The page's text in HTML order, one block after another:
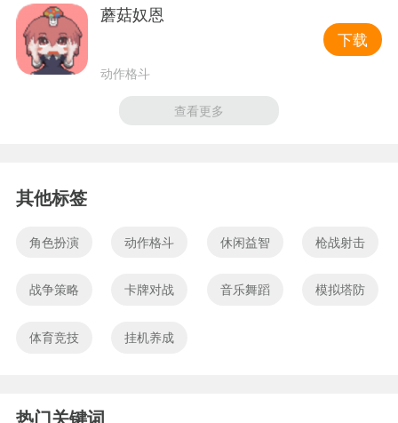
蘑菇奴恩
动作格斗
下载
查看更多
其他标签
角色扮演 动作格斗 休闲益智 枪战射击
战争策略 卡牌对战 音乐舞蹈 模拟塔防
体育竞技 挂机养成
热门关键词